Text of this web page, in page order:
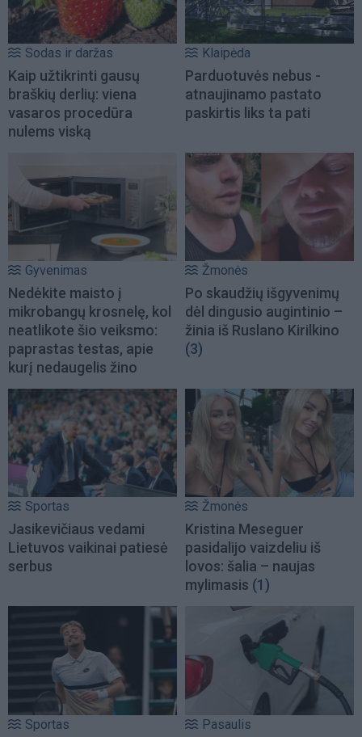
Sodas ir daržas
Kaip užtikrinti gausų
braškių derlių: viena
vasaros procedūra
nulems viską
Klaipėda
Parduotuvės nebus -
atnaujinamo pastato
paskirtis liks ta pati
Gyvenimas
Nedėkite maisto į
mikrobangų krosnelę, kol
neatlikote šio veiksmo:
paprastas testas, apie
kurį nedaugelis žino
Žmonės
Po skaudžių išgyvenimų
dėl dingusio augintinio –
žinia iš Ruslano Kirilkino
(3)
Sportas
Jasikevičiaus vedami
Lietuvos vaikinai patiesė
serbus
Žmonės
Kristina Meseguer
pasidalijo vaizdeliu iš
lovos: šalia – naujas
mylimasis (1)
Sportas Pasaulis